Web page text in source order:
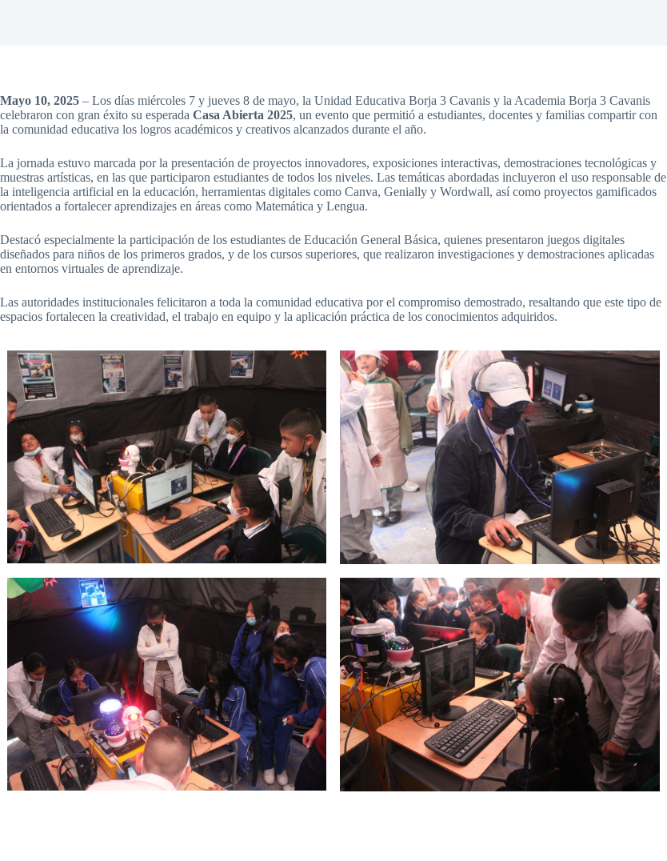
Mayo 10, 2025 – Los días miércoles 7 y jueves 8 de mayo, la Unidad Educativa Borja 3 Cavanis y la Academia Borja 3 Cavanis
celebraron con gran éxito su esperada Casa Abierta 2025, un evento que permitió a estudiantes, docentes y familias compartir con
la comunidad educativa los logros académicos y creativos alcanzados durante el año.
La jornada estuvo marcada por la presentación de proyectos innovadores, exposiciones interactivas, demostraciones tecnológicas y
muestras artísticas, en las que participaron estudiantes de todos los niveles. Las temáticas abordadas incluyeron el uso responsable de
la inteligencia artificial en la educación, herramientas digitales como Canva, Genially y Wordwall, así como proyectos gamificados
orientados a fortalecer aprendizajes en áreas como Matemática y Lengua.
Destacó especialmente la participación de los estudiantes de Educación General Básica, quienes presentaron juegos digitales
diseñados para niños de los primeros grados, y de los cursos superiores, que realizaron investigaciones y demostraciones aplicadas
en entornos virtuales de aprendizaje.
Las autoridades institucionales felicitaron a toda la comunidad educativa por el compromiso demostrado, resaltando que este tipo de
espacios fortalecen la creatividad, el trabajo en equipo y la aplicación práctica de los conocimientos adquiridos.